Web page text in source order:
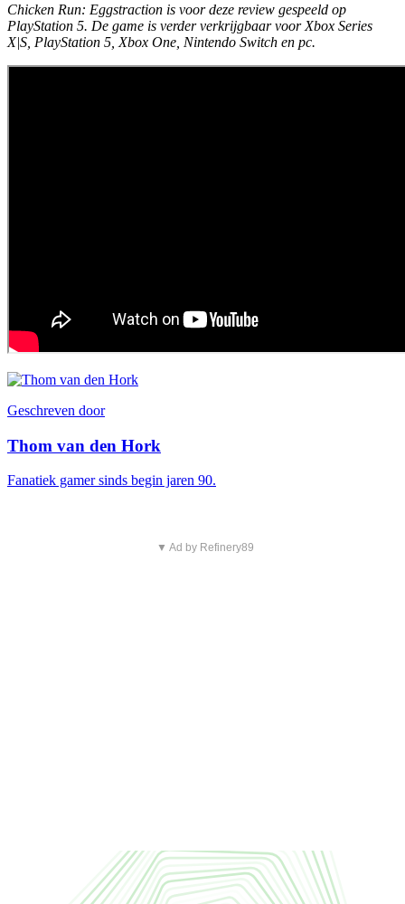
Chicken Run: Eggstraction is voor deze review gespeeld op
PlayStation 5. De game is verder verkrijgbaar voor Xbox Series
X|S, PlayStation 5, Xbox One, Nintendo Switch en pc.
Geschreven door
Thom van den Hork
Fanatiek gamer sinds begin jaren 90.
▼ Ad by Refinery89